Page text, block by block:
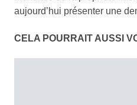
aujourd’hui présenter une
CELA POURRAIT AUSSI